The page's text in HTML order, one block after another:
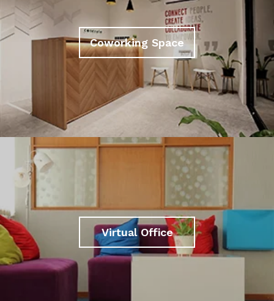
Coworking Space
Virtual Office